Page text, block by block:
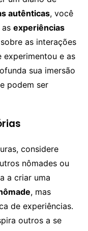
autênticas, você
experiências
as interações
experimentou e as
sua imersão
podem ser
considere
nômades ou
a criar uma
, mas
de experiências.
outros a se